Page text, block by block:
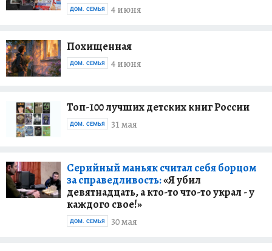
4 июня
ДОМ. СЕМЬЯ
Похищенная
4 июня
ДОМ. СЕМЬЯ
Топ-100 лучших детских книг России
31 мая
ДОМ. СЕМЬЯ
Серийный маньяк считал себя борцом
за справедливость:«Я убил
девятнадцать, а кто-то что-то украл - у
каждого свое!»
30 мая
ДОМ. СЕМЬЯ